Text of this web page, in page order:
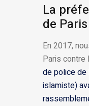
La
de
En 2017,
Paris contre
de police de
islamiste)